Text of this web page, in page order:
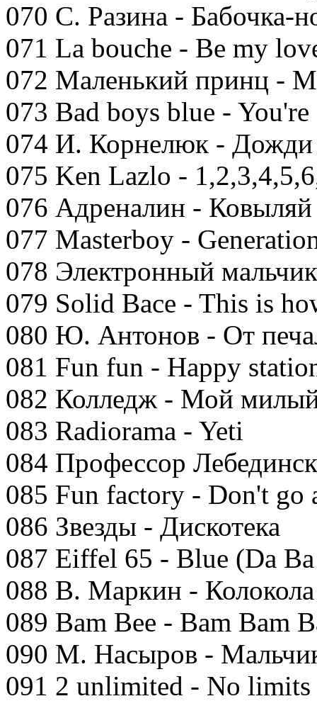
070 С. Разина - Бабочка-
071 La bouche - Be my
072 Маленький принц -
073 Bad boys blue - You're
074 И. Корнелюк - Дожди
075 Ken Lazlo -
076 Адреналин - Ковыляй
077 Masterboy -
078 Электронный
079 Solid Bace - This is
080 Ю. Антонов - От
081 Fun fun - Happy
082 Колледж - Мой милый
083 Radiorama - Yeti
084 Профессор
085 Fun factory - Don't go
086 Звезды - Дискотека
087 Eiffel 65 - Blue (Da
088 В. Маркин - Колокола
089 Bam Bee - Bam Bam
090 М. Насыров -
091 2 unlimited - No limits